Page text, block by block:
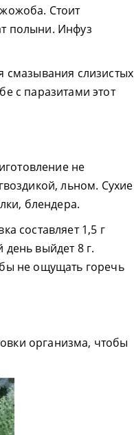
Стоит
полыни. Инфуз
смазывания слизистых
с паразитами этот
не
льном. Сухие
блендера.
составляет 1,5 г
выйдет 8 г.
не ощущать горечь
организма, чтобы